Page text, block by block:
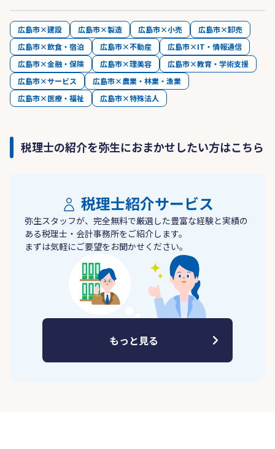
広島市×建設 広島市×製造 広島市×小売
広島市×卸売
広島市×飲食・宿泊
広島市×不動産
広島市×IT・情報通信
広島市×金融・保険
広島市×理美容
広島市×教育・学術支援
広島市×サービス
広島市×農業・林業・漁業
広島市×医療・福祉
広島市×特殊法人
税理士の紹介を弥生におまかせしたい方はこちら
税理士紹介サービス
弥生スタッフが、完全無料で厳選した豊富な経験と実績の
ある税理士・会計事務所をご紹介します。
まずは気軽にご要望をお聞かせください。
もっと見る